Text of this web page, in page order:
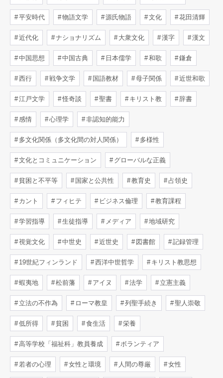
平安時代 物語文学 源氏物語 文化 花田清輝
近代化 ナショナリズム 大衆文化 漢字 漢文
中国思想 中国古典 日本儒学 和歌 鎌倉
西行 戦争文学 国語教材 母子関係 近世和歌
江戸文学 怪奇談 聖書 キリスト教 辞書
感情 心理学 非認知的能力
多文化関係（多文化間の対人関係） 多様性
文化とコミュニケーション グローバルな正義
貧困と不平等 国家と公共性 教育史 占領史
カント フィヒテ ビジネス倫理 教育課程
学習指導 生徒指導 メディア 地域研究
視覚文化 中世史 近世史 図書館 記録管理
19世紀フィンランド 西洋中世哲学 キリスト教思想
蝦夷地 松前藩 アイヌ 法学 立憲主義
立法の不作為 ローマ教皇 列聖手続き 聖人崇敬
低所得 貧困 食生活 栄養
高等学校「福祉科」教員養成 ボランティア
若者の心理 女性と環境 人間の尊厳 女性